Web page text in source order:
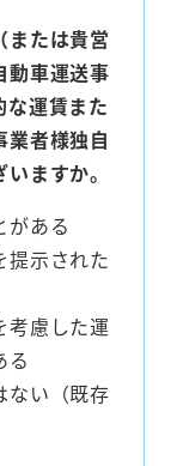
または貴営
動車運送事
な運賃また
業者様独自
ますか。
がある
提示された
考慮した運
る
ない（既存